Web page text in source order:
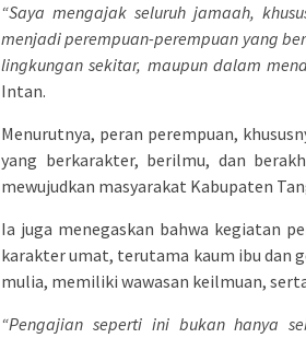
“Saya mengajak seluruh jamaah,
menjadi perempuan-perempuan yang
lingkungan sekitar, maupun dalam
Intan.
Menurutnya, peran perempuan,
yang berkarakter, berilmu, dan
mewujudkan masyarakat Kabupaten
Ia juga menegaskan bahwa kegiatan
karakter umat, terutama kaum ibu dan
mulia, memiliki wawasan keilmuan,
“Pengajian seperti ini bukan hanya